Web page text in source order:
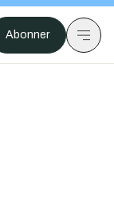
Abonner